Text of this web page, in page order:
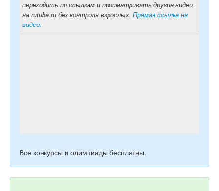
переходить по ссылкам и просматривать другие видео
на rutube.ru без контроля взрослых. Прямая ссылка на
видео.
Все конкурсы и олимпиады бесплатны.